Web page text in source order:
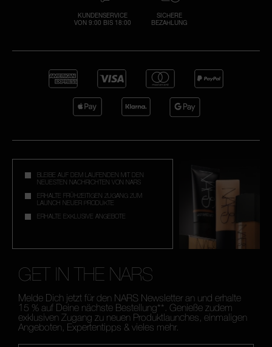
KUNDENSERVICE
VON 9:00 BIS 18:00
SICHERE
BEZAHLUNG
BLEIBE AUF DEM LAUFENDEN MIT DEN
NEUESTEN NACHRICHTEN VON NARS
ERHALTE FRÜHZEITIGEN ZUGANG ZUM
LAUNCH NEUER PRODUKTE
ERHALTE EXKLUSIVE ANGEBOTE
GET IN THE NARS
Melde Dich jetzt für den NARS Newsletter an und erhalte
15 % auf Deine nächste Bestellung**. Genieße zudem
exklusiven Zugang zu neuen Produktlaunches, einmaligen
Angeboten, Expertentipps & vieles mehr.